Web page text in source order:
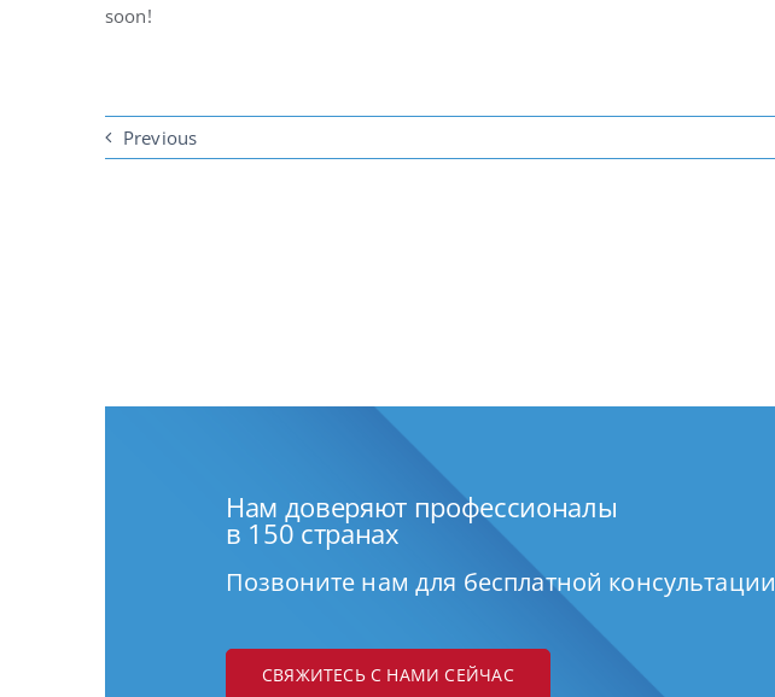
soon!
Previous
Нам доверяют профессионалы
в 150 странах
Позвоните нам для бесплатной консультации
СВЯЖИТЕСЬ С НАМИ СЕЙЧАС